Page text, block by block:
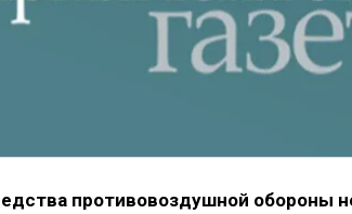
противовоздушной обороны